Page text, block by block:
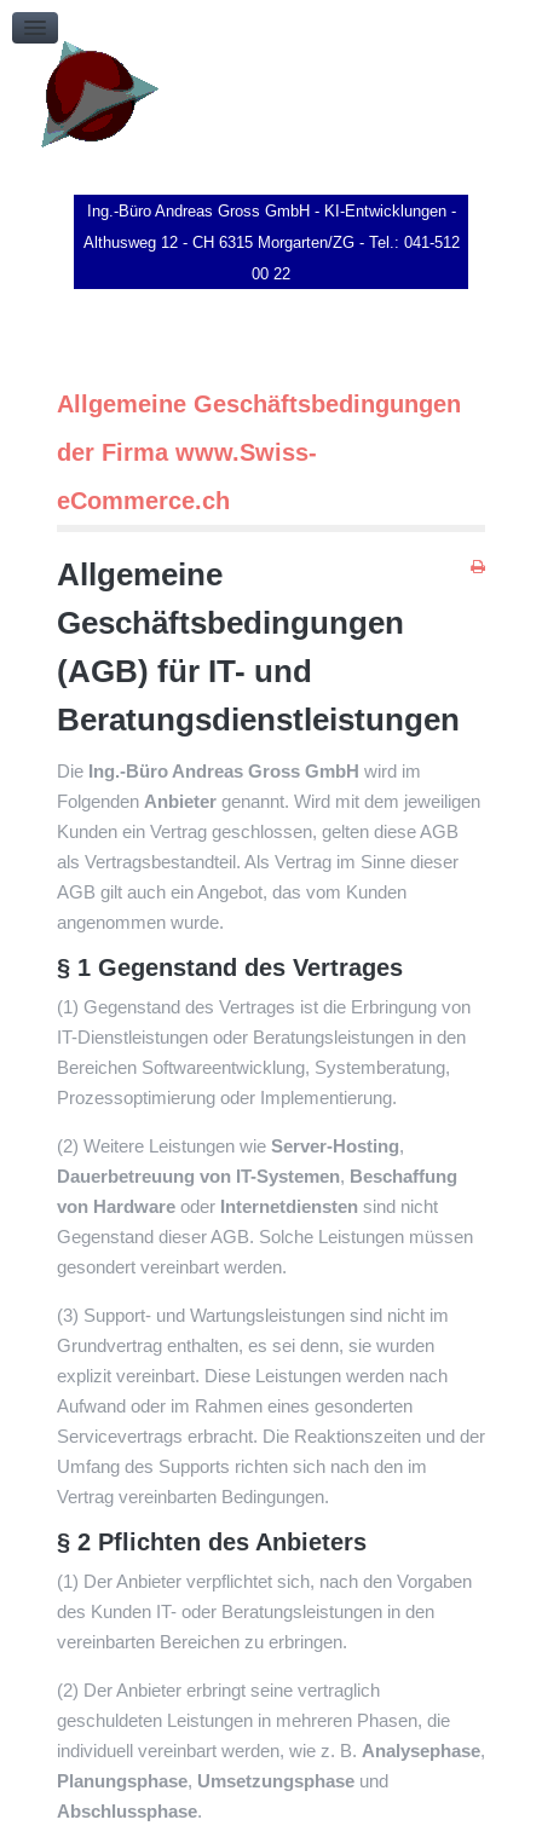
Ing.-Büro Andreas Gross GmbH - KI-Entwicklungen -
Althusweg 12 - CH 6315 Morgarten/ZG - Tel.: 041-512
00 22
Allgemeine Geschäftsbedingungen
der Firma www.Swiss-
eCommerce.ch
Allgemeine
Geschäftsbedingungen
(AGB) für IT- und
Beratungsdienstleistungen
Die Ing.-Büro Andreas Gross GmbH wird im
Folgenden Anbietergenannt. Wird mit dem jeweiligen
Kunden ein Vertrag geschlossen, gelten diese AGB
als Vertragsbestandteil. Als Vertrag im Sinne dieser
AGB gilt auch ein Angebot, das vom Kunden
angenommen wurde.
§ 1 Gegenstand des Vertrages
(1) Gegenstand des Vertrages ist die Erbringung von
IT-Dienstleistungen oder Beratungsleistungen in den
Bereichen Softwareentwicklung, Systemberatung,
Prozessoptimierung oder Implementierung.
(2) Weitere Leistungen wie Server-Hosting,
Dauerbetreuung von IT-Systemen, Beschaffung
von Hardwareoder Internetdienstensind nicht
Gegenstand dieser AGB. Solche Leistungen müssen
gesondert vereinbart werden.
(3) Support- und Wartungsleistungen sind nicht im
Grundvertrag enthalten, es sei denn, sie wurden
explizit vereinbart. Diese Leistungen werden nach
Aufwand oder im Rahmen eines gesonderten
Servicevertrags erbracht. Die Reaktionszeiten und der
Umfang des Supports richten sich nach den im
Vertrag vereinbarten Bedingungen.
§ 2 Pflichten des Anbieters
(1) Der Anbieter verpflichtet sich, nach den Vorgaben
des Kunden IT- oder Beratungsleistungen in den
vereinbarten Bereichen zu erbringen.
(2) Der Anbieter erbringt seine vertraglich
geschuldeten Leistungen in mehreren Phasen, die
individuell vereinbart werden, wie z. B. Analysephase,
Planungsphase, Umsetzungsphaseund
Abschlussphase.